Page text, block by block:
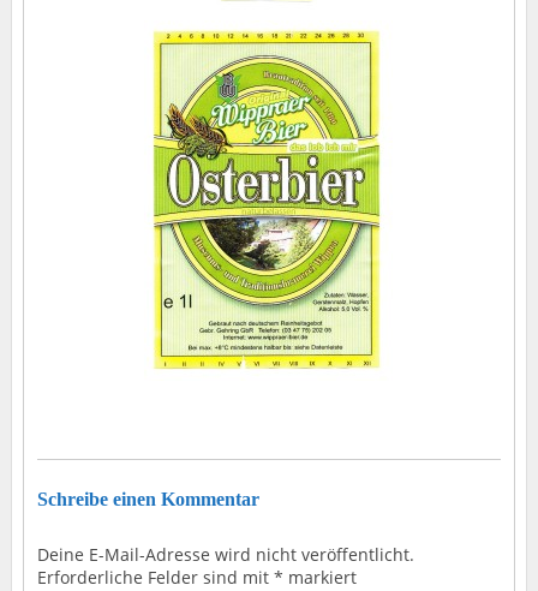
Schreibe einen Kommentar
Deine E-Mail-Adresse wird nicht veröffentlicht.
Erforderliche Felder sind mit * markiert